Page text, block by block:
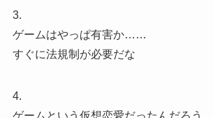
3.
ゲームはやっぱ有害か……
すぐに法規制が必要だな
4.
ゲームという仮想恋愛だったんだろう